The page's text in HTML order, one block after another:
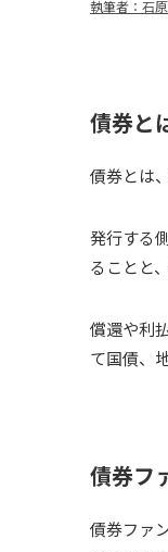
執筆者：石
債券と
債券とは
発行する
ることと
償還や利
て国債、
債券フ
債券ファ